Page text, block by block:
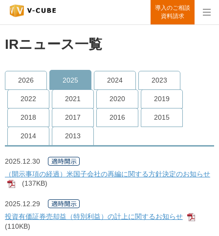
導入のご相談
資料請求
IRニュース一覧
2026 2025 2024 2023
2022 2021 2020 2019
2018 2017 2016 2015
2014 2013
2025.12.30
（開示事項の経過）米国子会社の再編に関する方針決定のお知らせ
[PDF]
(137KB)
2025.12.29
投資有価証券売却益（特別利益）の計上に関するお知らせ
(110KB)